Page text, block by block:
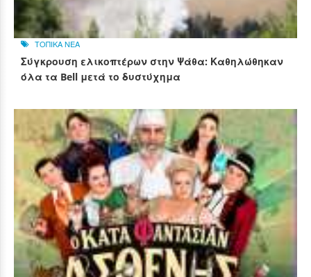
ΤΟΠΙΚΑ ΝΕΑ
Σύγκρουση ελικοπτέρων στην Ψάθα: Καθηλώθηκαν
όλα τα Bell μετά το δυστύχημα